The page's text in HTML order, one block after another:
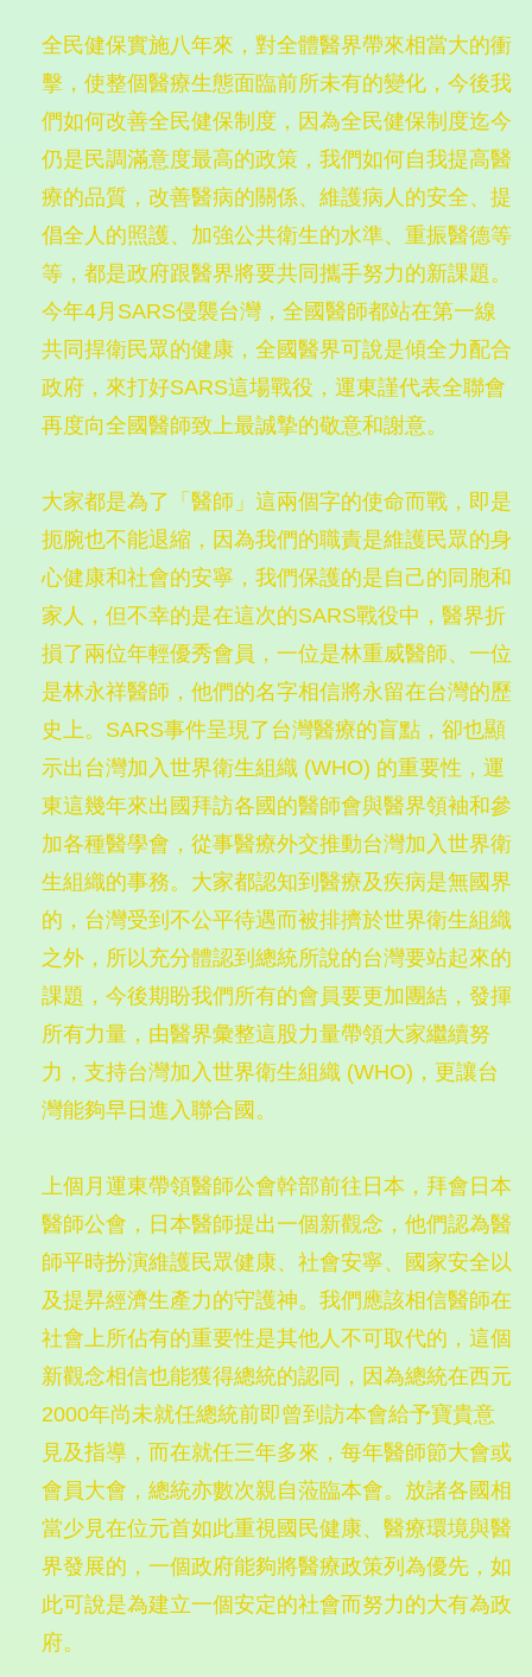
全民健保實施八年來，對全體醫界帶來相當大的衝
擊，使整個醫療生態面臨前所未有的變化，今後我
們如何改善全民健保制度，因為全民健保制度迄今
仍是民調滿意度最高的政策，我們如何自我提高醫
療的品質，改善醫病的關係、維護病人的安全、提
倡全人的照護、加強公共衛生的水準、重振醫德等
等，都是政府跟醫界將要共同攜手努力的新課題。
今年4月SARS侵襲台灣，全國醫師都站在第一線
共同捍衛民眾的健康，全國醫界可說是傾全力配合
政府，來打好SARS這場戰役，運東謹代表全聯會
再度向全國醫師致上最誠摯的敬意和謝意。
大家都是為了「醫師」這兩個字的使命而戰，即是
扼腕也不能退縮，因為我們的職責是維護民眾的身
心健康和社會的安寧，我們保護的是自己的同胞和
家人，但不幸的是在這次的SARS戰役中，醫界折
損了兩位年輕優秀會員，一位是林重威醫師、一位
是林永祥醫師，他們的名字相信將永留在台灣的歷
史上。SARS事件呈現了台灣醫療的盲點，卻也顯
示出台灣加入世界衛生組織 (WHO) 的重要性，運
東這幾年來出國拜訪各國的醫師會與醫界領袖和參
加各種醫學會，從事醫療外交推動台灣加入世界衛
生組織的事務。大家都認知到醫療及疾病是無國界
的，台灣受到不公平待遇而被排擠於世界衛生組織
之外，所以充分體認到總統所說的台灣要站起來的
課題，今後期盼我們所有的會員要更加團結，發揮
所有力量，由醫界彙整這股力量帶領大家繼續努
力，支持台灣加入世界衛生組織 (WHO)，更讓台
灣能夠早日進入聯合國。
上個月運東帶領醫師公會幹部前往日本，拜會日本
醫師公會，日本醫師提出一個新觀念，他們認為醫
師平時扮演維護民眾健康、社會安寧、國家安全以
及提昇經濟生產力的守護神。我們應該相信醫師在
社會上所佔有的重要性是其他人不可取代的，這個
新觀念相信也能獲得總統的認同，因為總統在西元
2000年尚未就任總統前即曾到訪本會給予寶貴意
見及指導，而在就任三年多來，每年醫師節大會或
會員大會，總統亦數次親自蒞臨本會。放諸各國相
當少見在位元首如此重視國民健康、醫療環境與醫
界發展的，一個政府能夠將醫療政策列為優先，如
此可說是為建立一個安定的社會而努力的大有為政
府。